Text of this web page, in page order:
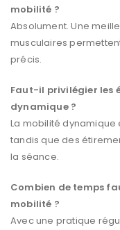
mobilité ?
Absolument. Une
musculaires
précis.
Faut-il privilégier les
dynamique ?
La mobilité dynamique
tandis que des
la séance.
Combien de temps
mobilité ?
Avec une pratique